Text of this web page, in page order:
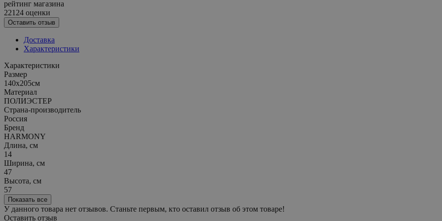
рейтинг магазина
22124 оценки
Оставить отзыв
Доставка
Характеристики
Характеристики
Размер
140х205см
Материал
ПОЛИЭСТЕР
Страна-производитель
Россия
Бренд
HARMONY
Длина, см
14
Ширина, см
47
Высота, см
57
Показать все
У данного товара нет отзывов. Станьте первым, кто оставил отзыв об этом товаре!
Оставить отзыв